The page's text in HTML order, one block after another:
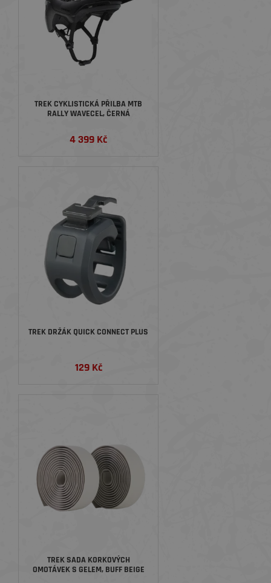
TREK CYKLISTICKÁ PŘILBA MTB
RALLY WAVECEL, ČERNÁ
4 399 Kč
TREK DRŽÁK QUICK CONNECT PLUS
129 Kč
TREK SADA KORKOVÝCH
OMOTÁVEK S GELEM, BUFF BEIGE